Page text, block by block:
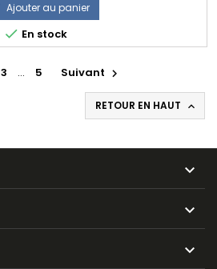
Ajouter au panier
 En stock
3 … 5 Suivant 
RETOUR EN HAUT 


